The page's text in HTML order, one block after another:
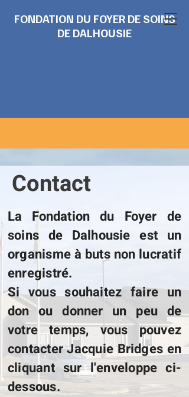
FONDATION DU FOYER DE SOINS
DE DALHOUSIE
Contact
La Fondation du Foyer de
soins de Dalhousie est un
organisme à buts non lucratif
enregistré.
Si vous souhaitez faire un
don ou donner un peu de
votre temps, vous pouvez
contacter Jacquie Bridges en
cliquant sur l'enveloppe ci-
dessous.